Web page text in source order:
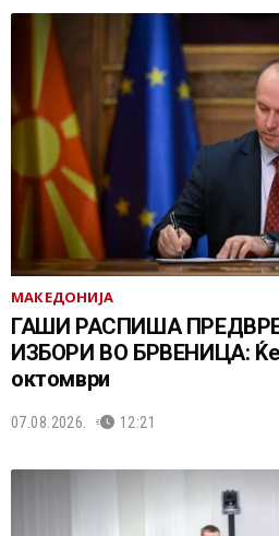
МАКЕДОНИЈА
ГАШИ РАСПИША
ИЗБОРИ ВО БРВЕНИЦА: Ќе
октомври
07.08.2026. 12:21